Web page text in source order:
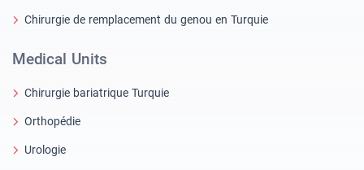
Chirurgie de remplacement du genou en Turquie
Medical Units
Chirurgie bariatrique Turquie
Orthopédie
Urologie